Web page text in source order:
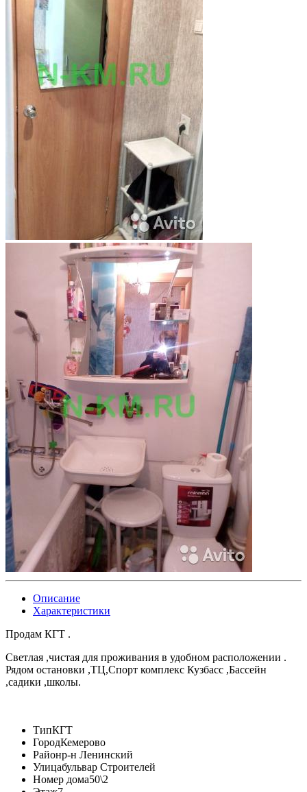
Описание
Характеристики
Продам КГТ .
Светлая ,чистая для проживания в удобном расположении .
Рядом остановки ,ТЦ,Спорт комплекс Кузбасс ,Бассейн
,садики ,школы.
ТипКГТ
ГородКемерово
Районр-н Ленинский
Улицабульвар Строителей
Номер дома50\2